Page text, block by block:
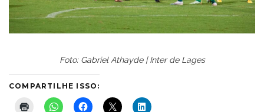
Foto: Gabriel Athayde | Inter de Lages
COMPARTILHE ISSO: